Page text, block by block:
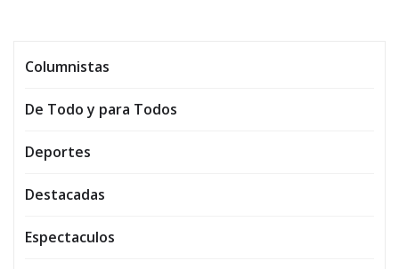
Columnistas
De Todo y para Todos
Deportes
Destacadas
Espectaculos